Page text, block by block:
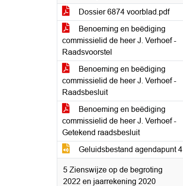
Dossier 6874 voorblad.pdf
Benoeming en beëdiging
commissielid de heer J. Verhoef -
Raadsvoorstel
Benoeming en beëdiging
commissielid de heer J. Verhoef -
Raadsbesluit
Benoeming en beëdiging
commissielid de heer J. Verhoef -
Getekend raadsbesluit
Geluidsbestand agendapunt 4
5 Zienswijze op de begroting
2022 en jaarrekening 2020